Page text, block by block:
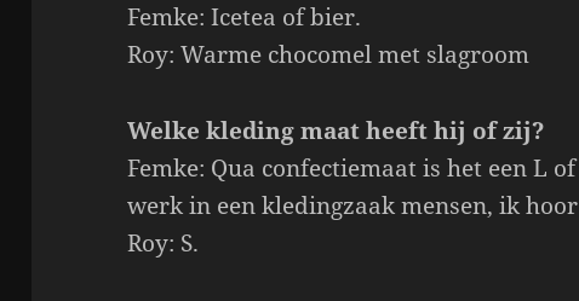
Femke: Icetea of bier.
Roy: Warme chocomel met slagroom
Welke kleding maat heeft hij of zij?
Femke: Qua confectiemaat is het een L
werk in een kledingzaak mensen, ik
Roy: S.